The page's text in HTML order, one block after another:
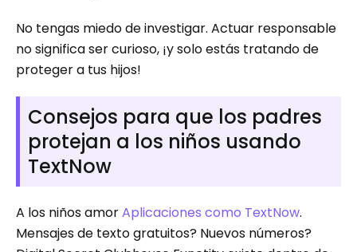
No tengas miedo de investigar. Actuar responsable
no significa ser curioso, ¡y solo estás tratando de
proteger a tus hijos!
Consejos para que los padres
protejan a los niños usando
TextNow
A los niños amorAplicaciones como TextNow.
Mensajes de texto gratuitos? Nuevos números?